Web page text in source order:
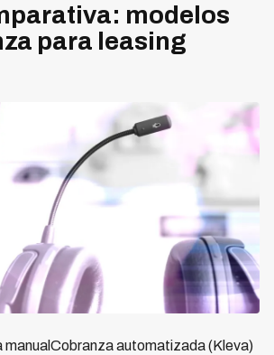
modelos
para leasing
automatizada (Kleva)